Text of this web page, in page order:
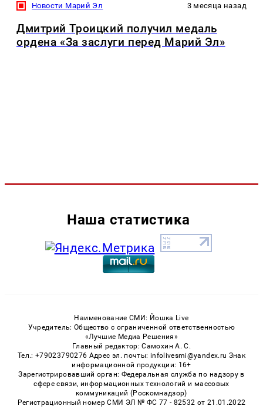
Новости Марий Эл 3 месяца назад
Дмитрий Троицкий получил медаль
ордена «За заслуги перед Марий Эл»
Наша статистика
Наименование СМИ: Йошка Live
Учредитель: Общество с ограниченной ответственностью
«Лучшие Медиа Решения»
Главный редактор: Самохин А. С.
Тел.: +79023790276 Адрес эл. почты: infolivesmi@yandex.ru Знак
информационной продукции: 16+
Зарегистрировавший орган: Федеральная служба по надзору в
сфере связи, информационных технологий и массовых
коммуникаций (Роскомнадзор)
Регистрационный номер СМИ ЭЛ № ФС 77 - 82532 от 21.01.2022